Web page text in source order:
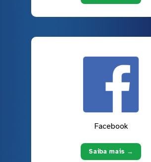
Facebook
Saiba mais →